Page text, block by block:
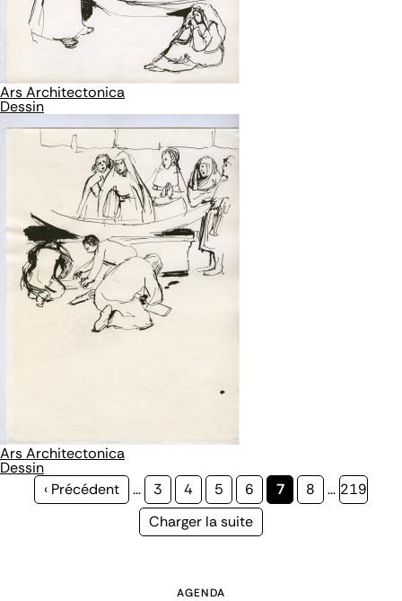
Ars Architectonica
Dessin
Ars Architectonica
Dessin
Page
‹ Précédent … Page
3 Page
4 Page
5 Page
6
Page
7 Page
8 … Page
219
Page
Charger la suite
AGENDA